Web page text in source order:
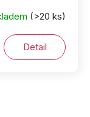
(>20 ks)
Detail